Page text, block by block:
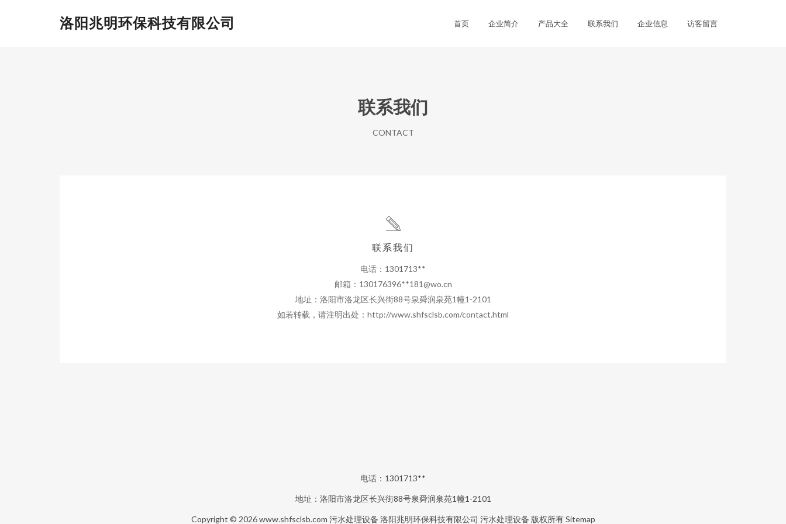
洛阳兆明环保科技有限公司 首页 企业简介 产品大全 联系我们 企业信息 访客留言
联系我们
CONTACT
联系我们
电话：1301713**
邮箱：130176396**181@wo.cn
地址：洛阳市洛龙区长兴街88号泉舜润泉苑1幢1-2101
如若转载，请注明出处：http://www.shfsclsb.com/contact.html
电话：1301713**
地址：洛阳市洛龙区长兴街88号泉舜润泉苑1幢1-2101
Copyright © 2026www.shfsclsb.com 污水处理设备 洛阳兆明环保科技有限公司 污水处理设备 版权所有Sitemap